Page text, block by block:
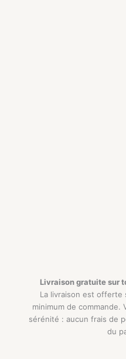
Livraison gratuite sur
La livraison est offerte
minimum de
sérénité : aucun frais de
du